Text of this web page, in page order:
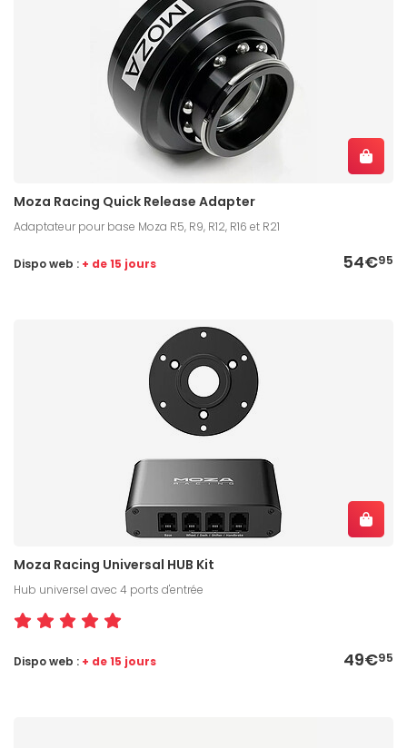
Moza Racing Quick Release Adapter
Adaptateur pour base Moza R5, R9, R12, R16 et R21
54€95
Dispo web : + de 15 jours
Moza Racing Universal HUB Kit
Hub universel avec 4 ports d'entrée
49€95
Dispo web : + de 15 jours